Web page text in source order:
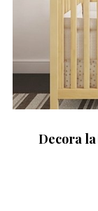
Decora